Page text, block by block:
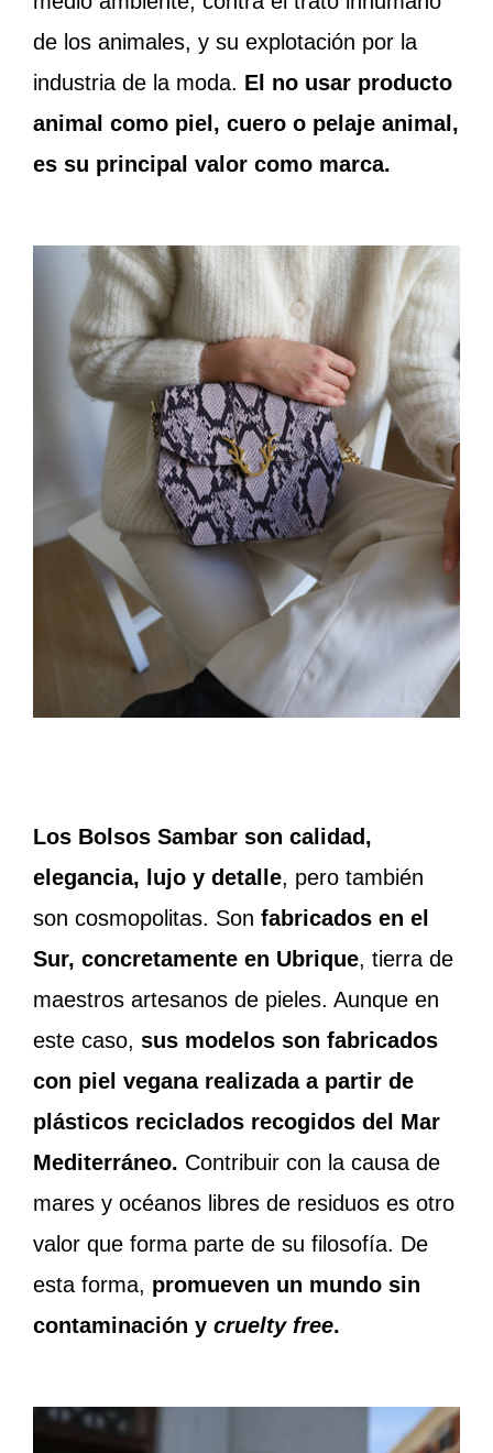
de los animales, y su explotación por la
industria de la moda. El no usar producto
animal como piel, cuero o pelaje animal,
es su principal valor como marca.
Los Bolsos Sambar son calidad,
elegancia, lujo y detalle, pero también
son cosmopolitas. Son fabricados en el
Sur, concretamente en Ubrique, tierra de
maestros artesanos de pieles. Aunque en
este caso, sus modelos son fabricados
con piel vegana realizada a partir de
plásticos reciclados recogidos del Mar
Mediterráneo. Contribuir con la causa de
mares y océanos libres de residuos es otro
valor que forma parte de su filosofía. De
esta forma, promueven un mundo sin
contaminación y cruelty free.